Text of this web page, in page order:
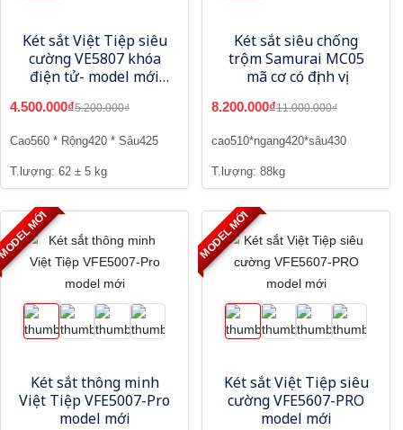
Két sắt Việt Tiệp siêu
cường VE5807 khóa
điện tử- model mới
4.500.000₫5.200.000₫
Cao560 * Rộng420 * Sâu425
T.lượng: 62 ± 5 kg
Két sắt siêu chống
trộm Samurai MC05
mã cơ có định vị
8.200.000₫11.000.000₫
cao510*ngang420*sâu430
T.lượng: 88kg
Két sắt thông minh
Việt Tiệp VFE5007-Pro
model mới
MỚI
Két sắt Việt Tiệp siêu
cường VFE5607-PRO
model mới
MODEL MỚI